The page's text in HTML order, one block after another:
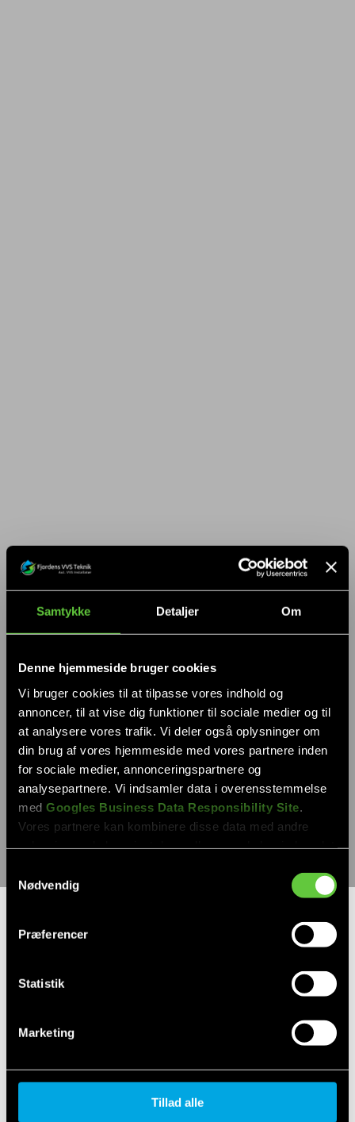
Samtykke Detaljer Om
Denne hjemmeside bruger cookies
Vi bruger cookies til at tilpasse vores indhold og
annoncer, til at vise dig funktioner til sociale medier og til
at analysere vores trafik. Vi deler også oplysninger om
din brug af vores hjemmeside med vores partnere inden
for sociale medier, annonceringspartnere og
analysepartnere. Vi indsamler data i overensstemmelse
med Googles Business Data Responsibility Site
Vores partnere kan kombinere disse data med andre
Nødvendig
Præferencer
Statistik
Marketing
Tillad alle
VVS-installatør Kirke
autorisation, priser &
service i 2026
Står du over for en badeværelsesrenovering,
et skift til en moderne varmepumpe eller
har du blot brug for en lokal VVS-installatør i